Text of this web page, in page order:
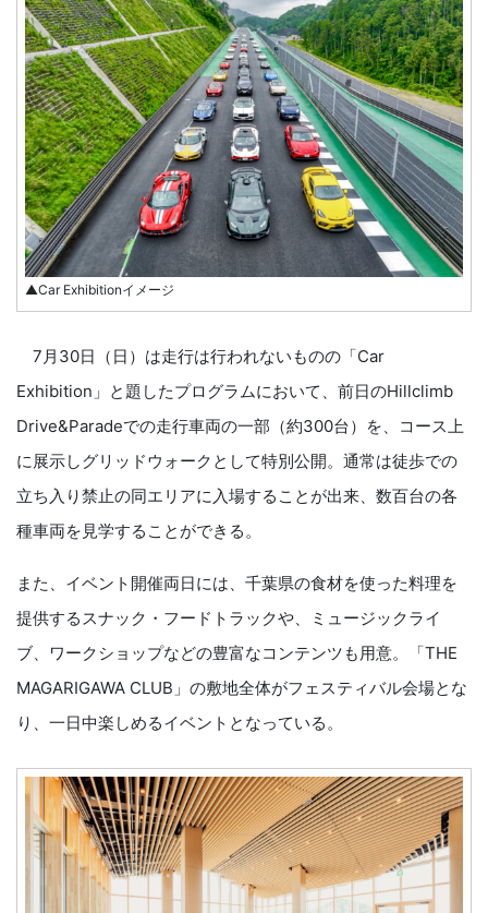
▲Car Exhibitionイメージ
7⽉30⽇（⽇）は走行は行われないものの「Car
Exhibition」と題したプログラムにおいて、前⽇のHillclimb
Drive&Paradeでの⾛⾏⾞両の⼀部（約300台）を、コース上
に展⽰しグリッドウォークとして特別公開。通常は徒歩での
⽴ち⼊り禁⽌の同エリアに⼊場することが出来、数百台の各
種⾞両を⾒学することができる。
また、イベント開催両日には、千葉県の⾷材を使った料理を
提供するスナック・フードトラックや、ミュージックライ
ブ、ワークショップなどの豊富なコンテンツも⽤意。「THE
MAGARIGAWA CLUB」の敷地全体がフェスティバル会場とな
り、⼀⽇中楽しめるイベントとなっている。